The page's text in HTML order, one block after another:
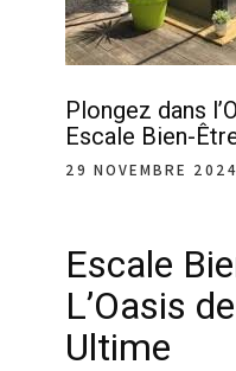
Plongez dans
Escale Bien-
29 NOVEMBRE 2024
Escale
L’Oasis
Ultime